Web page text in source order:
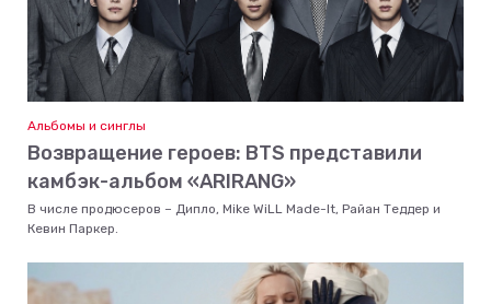
Альбомы и синглы
Возвращение героев: BTS представили
камбэк-альбом «ARIRANG»
В числе продюсеров – Дипло, Mike WiLL Made-It, Райан Теддер и
Кевин Паркер.